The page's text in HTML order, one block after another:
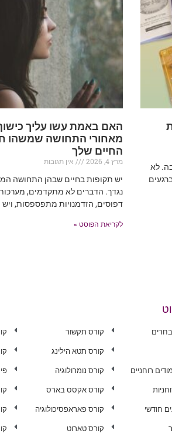
לא
האם באמת עשו עליך
מאחורי התחושה שמשהו
החיים שלך
מרץ 4, 2026
אין תגובות
יש תקופות בחיים שבהן התחושה
נגדך. הדברים לא מתקדמים,
דפוסים, הזדמנויות מתפספסות,
לקריאת הפוסט »
רוחניים
חודשי
קורס תקשור
קורס תטא הילינג
קורס נומרולוגיה
קורס אקסס בארס
קורס פאראפסיכולוגיה
קורס טארוט